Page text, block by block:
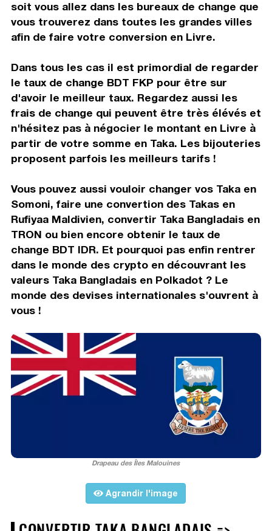
soit vous allez dans les bureaux de change que
vous trouverez dans toutes les grandes villes
afin de faire votre conversion en Livre.
Dans tous les cas il est primordial de regarder
le taux de change BDT FKP pour être sur
d'avoir le meilleur taux. Regardez aussi les
frais de change qui peuvent être très élévés et
n'hésitez pas à négocier le montant en Livre à
partir de votre somme en Taka. Les bijouteries
proposent parfois les meilleurs tarifs !
Vous pouvez aussi vouloir changer vos Taka en
Somoni, faire une convertion des Takas en
Rufiyaa Maldivien, convertir Taka Bangladais en
TRON ou bien encore obtenir le taux de
change BDT IDR. Et pourquoi pas enfin rentrer
dans le monde des crypto en découvrant les
valeurs Taka Bangladais en Polkadot ? Le
monde des devises internationales s'ouvrent à
vous !
Drapeau des Îles Malouines
Agrandir l'image